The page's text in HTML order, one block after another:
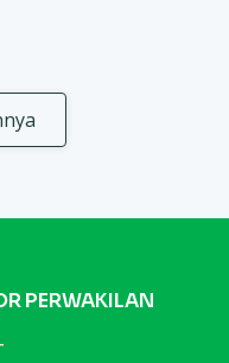
PERWAKILAN